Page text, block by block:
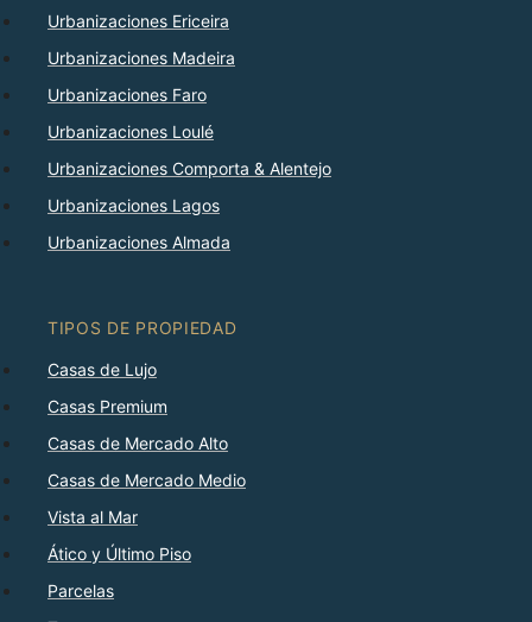
Urbanizaciones Ericeira
Urbanizaciones Madeira
Urbanizaciones Faro
Urbanizaciones Loulé
Urbanizaciones Comporta & Alentejo
Urbanizaciones Lagos
Urbanizaciones Almada
TIPOS DE PROPIEDAD
Casas de Lujo
Casas Premium
Casas de Mercado Alto
Casas de Mercado Medio
Vista al Mar
Ático y Último Piso
Parcelas